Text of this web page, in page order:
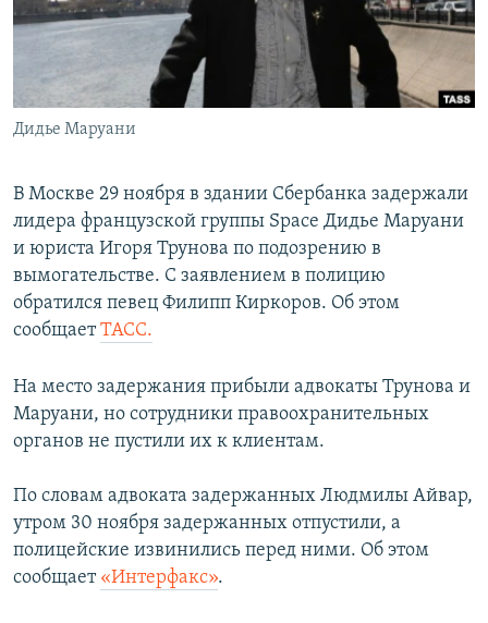
ПОБЕДИТЕЛЕЙ НЕ СУДЯТ?
КРЫМ.НЕПОКОРЕННЫЙ
ELIFBE
УКРАИНСКАЯ ПРОБЛЕМА КРЫМА
ПРИСОЕДИНЯЙТЕСЬ!
Дидье Маруани
В Москве 29 ноября в здании Сбербанка задержали
лидера французской группы Space Дидье Маруани
и юриста Игоря Трунова по подозрению в
вымогательстве. С заявлением в полицию
обратился певец Филипп Киркоров. Об этом
сообщаетТАСС.
На место задержания прибыли адвокаты Трунова и
Маруани, но сотрудники правоохранительных
органов не пустили их к клиентам.
По словам адвоката задержанных Людмилы Айвар,
утром 30 ноября задержанных отпустили, а
полицейские извинились перед ними. Об этом
сообщает «Интерфакс».